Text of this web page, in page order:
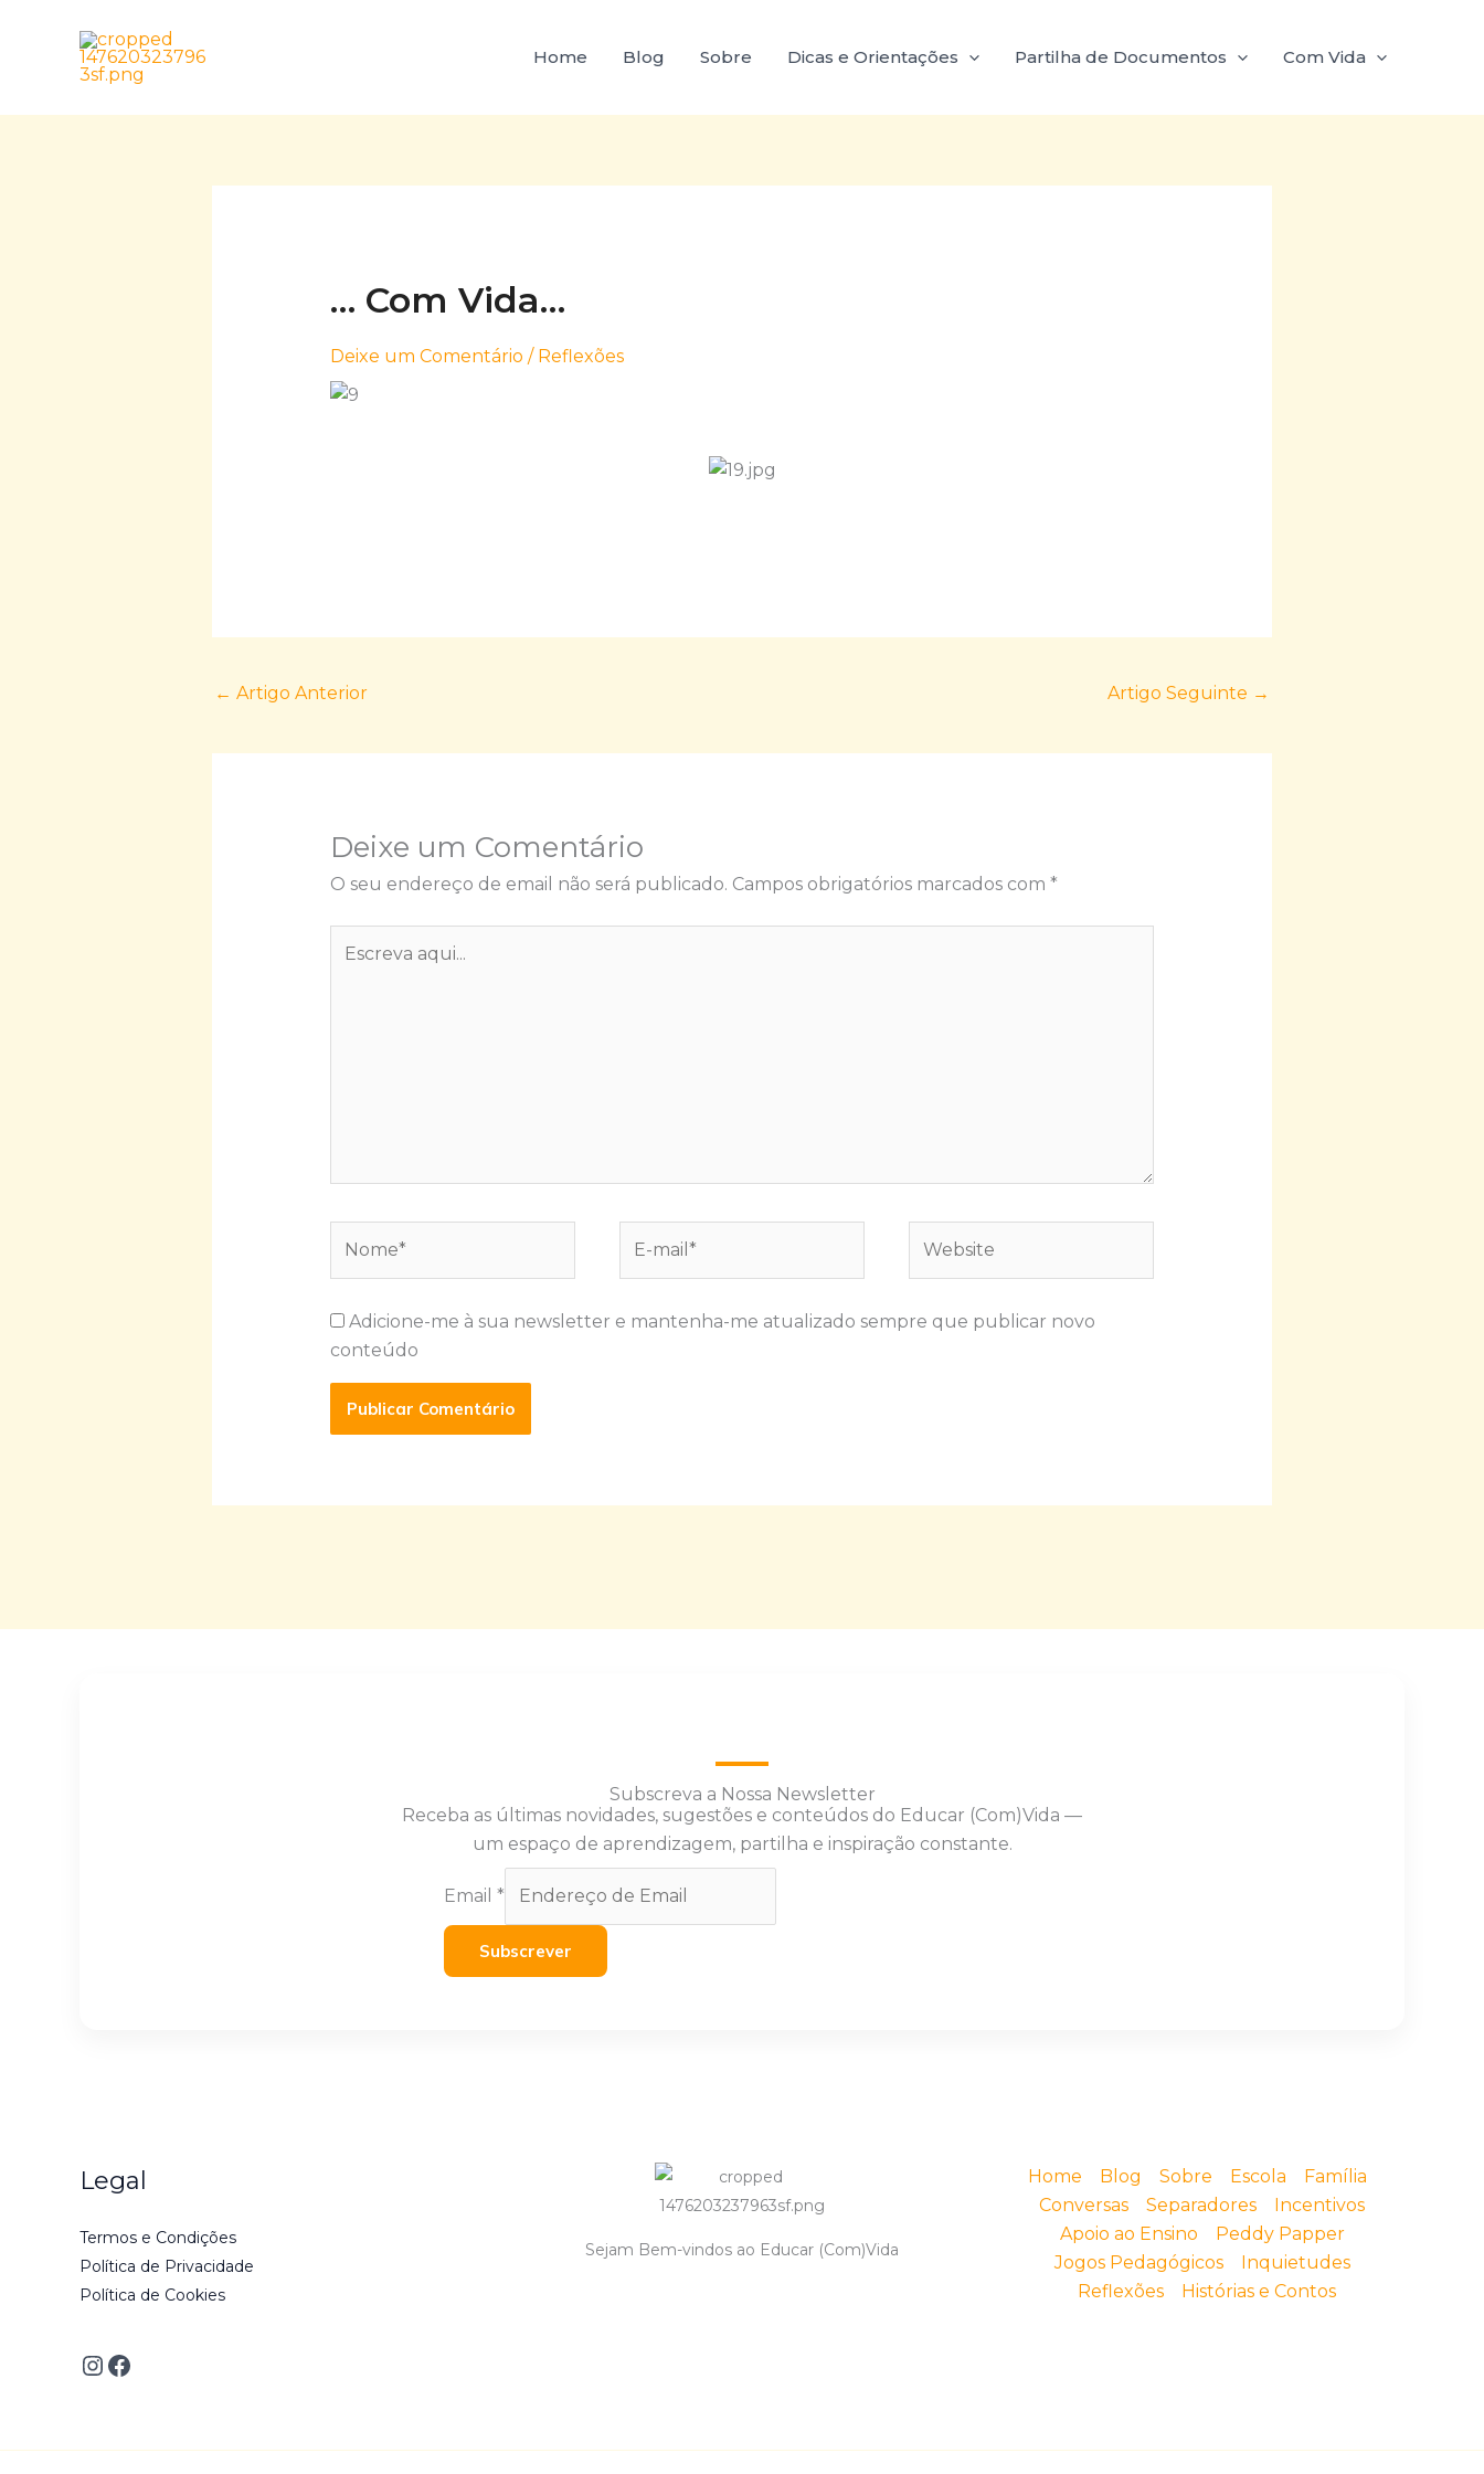
Home Blog Sobre Dicas e Orientações Partilha de Documentos Com Vida
… Com Vida…
Deixe um Comentário / Reflexões
← Artigo Anterior Artigo Seguinte →
Deixe um Comentário
O seu endereço de email não será publicado. Campos obrigatórios marcados com *
aqui...
mail*
Adicione-me à sua newsletter e mantenha-me atualizado sempre que publicar novo
conteúdo
Subscreva a Nossa Newsletter
Receba as últimas novidades, sugestões e conteúdos do Educar (Com)Vida —
um espaço de aprendizagem, partilha e inspiração constante.
Email *
Subscrever
Legal
Termos e Condições
Política de Privacidade
Política de Cookies
Sejam Bem-vindos ao Educar (Com)Vida
Home Blog Sobre Escola
Família
Conversas
Separadores
Incentivos
Apoio ao Ensino
Peddy Papper
Jogos Pedagógicos
Inquietudes
Reflexões
Histórias e Contos